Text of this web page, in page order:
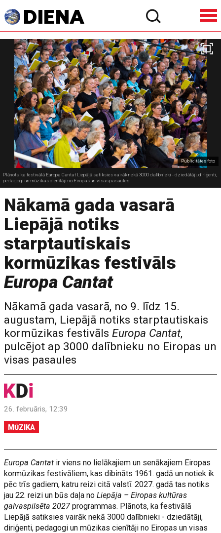
Publicitātes foto
Plānots, ka festivālā Europa Cantat Liepājā satiksies vairāk nekā 3000 dalībnieki - dziedātāji, diriģenti,
pedagogi un mūzikas cienītāji no Eiropas un visas pasaules
Nākamā gada vasarā
Liepājā notiks
starptautiskais
kormūzikas festivāls
Europa Cantat
Nākamā gada vasarā, no 9. līdz 15.
augustam, Liepājā notiks starptautiskais
kormūzikas festivālsEuropa Cantat,
pulcējot ap 3000 dalībnieku no Eiropas un
visas pasaules
26. februāris, 12:39
MŪZIKA
Europa Cantatir viens no lielākajiem un senākajiem Eiropas
kormūzikas festivāliem, kas dibināts 1961. gadā un notiek ik
pēc trīs gadiem, katru reizi citā valstī. 2027. gadā tas notiks
jau 22. reizi un būs daļa noLiepāja – Eiropas kultūras
galvaspilsēta 2027programmas. Plānots, ka festivālā
Liepājā satiksies vairāk nekā 3000 dalībnieki - dziedātāji,
diriģenti, pedagogi un mūzikas cienītāji no Eiropas un visas